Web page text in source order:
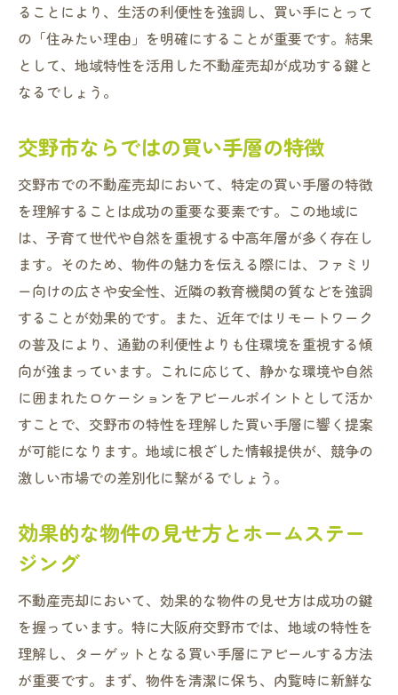
ることにより、生活の利便性を強調し、買い手にとって
の「住みたい理由」を明確にすることが重要です。結果
として、地域特性を活用した不動産売却が成功する鍵と
なるでしょう。
交野市ならではの買い手層の特徴
交野市での不動産売却において、特定の買い手層の特徴
を理解することは成功の重要な要素です。この地域に
は、子育て世代や自然を重視する中高年層が多く存在し
ます。そのため、物件の魅力を伝える際には、ファミリ
ー向けの広さや安全性、近隣の教育機関の質などを強調
することが効果的です。また、近年ではリモートワーク
の普及により、通勤の利便性よりも住環境を重視する傾
向が強まっています。これに応じて、静かな環境や自然
に囲まれたロケーションをアピールポイントとして活か
すことで、交野市の特性を理解した買い手層に響く提案
が可能になります。地域に根ざした情報提供が、競争の
激しい市場での差別化に繋がるでしょう。
効果的な物件の見せ方とホームステー
ジング
不動産売却において、効果的な物件の見せ方は成功の鍵
を握っています。特に大阪府交野市では、地域の特性を
理解し、ターゲットとなる買い手層にアピールする方法
が重要です。まず、物件を清潔に保ち、内覧時に新鮮な